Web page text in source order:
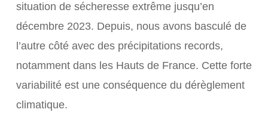
situation de sécheresse extrême jusqu’en
décembre 2023. Depuis, nous avons basculé de
l’autre côté avec des précipitations records,
notamment dans les Hauts de France. Cette forte
variabilité est une conséquence du dérèglement
climatique.